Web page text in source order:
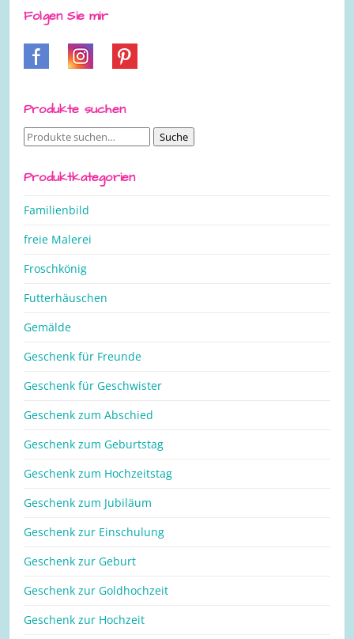
Folgen Sie mir
Produkte suchen
Suche
Suche
Produktkategorien
Familienbild
freie Malerei
Froschkönig
Futterhäuschen
Gemälde
Geschenk für Freunde
Geschenk für Geschwister
Geschenk zum Abschied
Geschenk zum Geburtstag
Geschenk zum Hochzeitstag
Geschenk zum Jubiläum
Geschenk zur Einschulung
Geschenk zur Geburt
Geschenk zur Goldhochzeit
Geschenk zur Hochzeit